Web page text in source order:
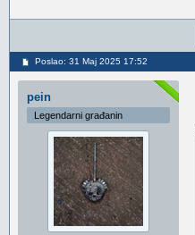
Poslao: 31 Maj 2025 17:52
pein
Legendarni građanin